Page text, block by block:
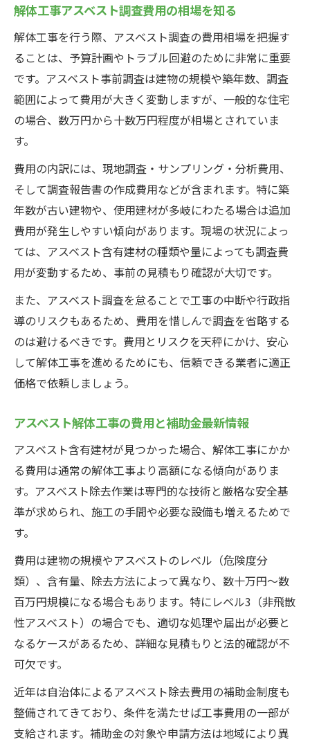
解体工事アスベスト調査費用の相場を知る
解体工事を行う際、アスベスト調査の費用相場を把握す
ることは、予算計画やトラブル回避のために非常に重要
です。アスベスト事前調査は建物の規模や築年数、調査
範囲によって費用が大きく変動しますが、一般的な住宅
の場合、数万円から十数万円程度が相場とされていま
す。
費用の内訳には、現地調査・サンプリング・分析費用、
そして調査報告書の作成費用などが含まれます。特に築
年数が古い建物や、使用建材が多岐にわたる場合は追加
費用が発生しやすい傾向があります。現場の状況によっ
ては、アスベスト含有建材の種類や量によっても調査費
用が変動するため、事前の見積もり確認が大切です。
また、アスベスト調査を怠ることで工事の中断や行政指
導のリスクもあるため、費用を惜しんで調査を省略する
のは避けるべきです。費用とリスクを天秤にかけ、安心
して解体工事を進めるためにも、信頼できる業者に適正
価格で依頼しましょう。
アスベスト解体工事の費用と補助金最新情報
アスベスト含有建材が見つかった場合、解体工事にかか
る費用は通常の解体工事より高額になる傾向がありま
す。アスベスト除去作業は専門的な技術と厳格な安全基
準が求められ、施工の手間や必要な設備も増えるためで
す。
費用は建物の規模やアスベストのレベル（危険度分
類）、含有量、除去方法によって異なり、数十万円～数
百万円規模になる場合もあります。特にレベル3（非飛散
性アスベスト）の場合でも、適切な処理や届出が必要と
なるケースがあるため、詳細な見積もりと法的確認が不
可欠です。
近年は自治体によるアスベスト除去費用の補助金制度も
整備されてきており、条件を満たせば工事費用の一部が
支給されます。補助金の対象や申請方法は地域により異